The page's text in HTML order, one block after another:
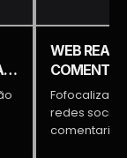
WEB
redes